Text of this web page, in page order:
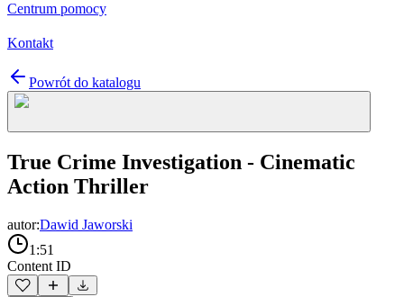
Centrum pomocy
Kontakt
Powrót do katalogu
True Crime Investigation - Cinematic
Action Thriller
autor:Dawid Jaworski
1:51
Content ID